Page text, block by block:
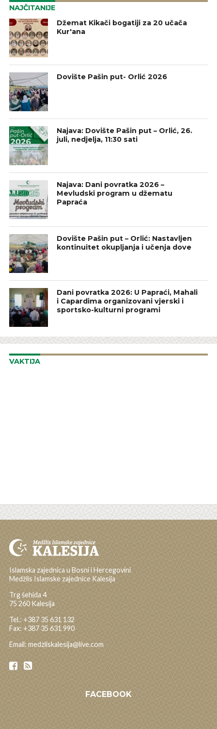
NAJČITANIJE
Džemat Kikači bogatiji za 20 učača
Kur'ana
Dovište Pašin put- Orlić 2026
Najava: Dovište Pašin put – Orlić, 26.
juli, nedjelja, 11:30 sati
Najava: Dani povratka 2026 –
Mevludski program u džematu
Papraća
Dovište Pašin put – Orlić: Nastavljen
kontinuitet okupljanja i učenja dove
Dani povratka 2026: U Papraći, Mahali
i Capardima organizovani vjerski i
sportsko-kulturni programi
VAKTIJA
Islamska zajednica u Bosni i Hercegovini
Medžlis Islamske zajednice Kalesija
Trg šehida 4
75 260 Kalesija
Tel.: +387 35 631 132
Fax: +387 35 631 990
Email: medzliskalesija@live.com
FACEBOOK